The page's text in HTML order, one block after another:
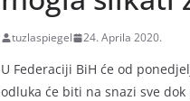
tuzlaspiegel 24. Aprila 2020.
U Federaciji BiH će od
odluka će biti na snazi sve